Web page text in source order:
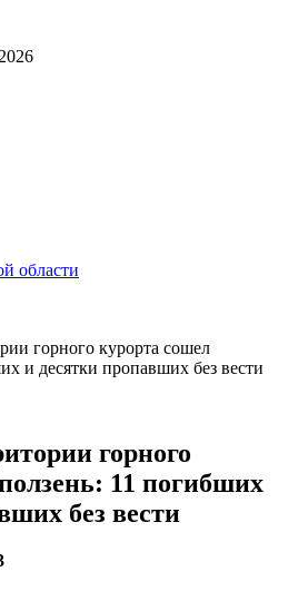
области
горного курорта сошел
и десятки пропавших без вести
горного
11 погибших
без вести